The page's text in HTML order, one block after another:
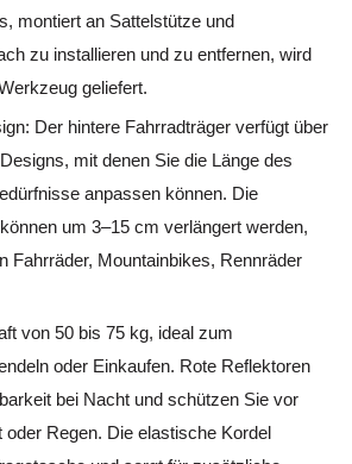
montiert an Sattelstütze und
zu installieren und zu entfernen, wird
geliefert.
Der hintere Fahrradträger verfügt über
mit denen Sie die Länge des
anpassen können. Die
um 3–15 cm verlängert werden,
Fahrräder, Mountainbikes, Rennräder
von 50 bis 75 kg, ideal zum
oder Einkaufen. Rote Reflektoren
bei Nacht und schützen Sie vor
oder Regen. Die elastische Kordel